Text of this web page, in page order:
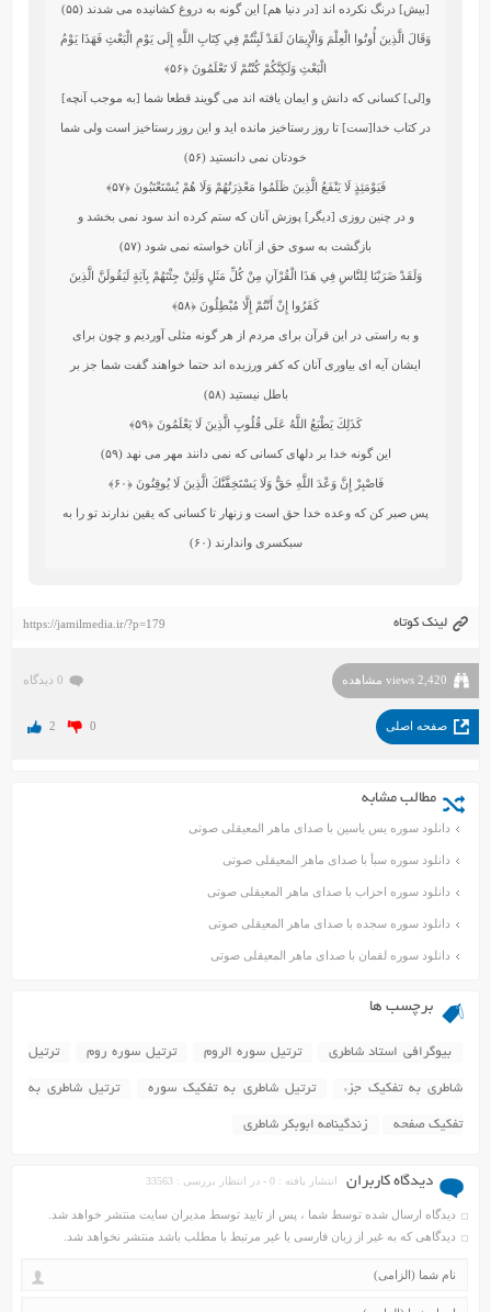
[بيش] درنگ نكرده‏ اند [در دنيا هم] اين گونه به دروغ كشانيده مى ‏شدند (۵۵)
وَقَالَ الَّذِينَ أُوتُوا الْعِلْمَ وَالْإِيمَانَ لَقَدْ لَبِثْتُمْ فِي كِتَابِ اللَّهِ إِلَى يَوْمِ الْبَعْثِ فَهَذَا يَوْمُ
الْبَعْثِ وَلَكِنَّكُمْ كُنْتُمْ لَا تَعْلَمُونَ ﴿۵۶﴾
و[لى] كسانى كه دانش و ايمان يافته‏ اند مى‏ گويند قطعا شما [به موجب آنچه]
در كتاب خدا[ست] تا روز رستاخيز مانده‏ ايد و اين روز رستاخيز است ولى شما
خودتان نمى‏ دانستيد (۵۶)
فَيَوْمَئِذٍ لَا يَنْفَعُ الَّذِينَ ظَلَمُوا مَعْذِرَتُهُمْ وَلَا هُمْ يُسْتَعْتَبُونَ﴿۵۷﴾
و در چنين روزى [ديگر] پوزش آنان كه ستم كرده‏ اند سود نمى ‏بخشد و
بازگشت به سوى حق از آنان خواسته نمى ‏شود (۵۷)
وَلَقَدْ ضَرَبْنَا لِلنَّاسِ فِي هَذَا الْقُرْآنِ مِنْ كُلِّ مَثَلٍ وَلَئِنْ جِئْتَهُمْ بِآيَةٍ لَيَقُولَنَّ الَّذِينَ
كَفَرُوا إِنْ أَنْتُمْ إِلَّا مُبْطِلُونَ ﴿۵۸﴾
و به راستى در اين قرآن براى مردم از هر گونه مثلى آورديم و چون براى
ايشان آيه‏ اى بياورى آنان كه كفر ورزيده‏ اند حتما خواهند گفت‏ شما جز بر
باطل نيستيد (۵۸)
كَذَلِكَ يَطْبَعُ اللَّهُ عَلَى قُلُوبِ الَّذِينَ لَا يَعْلَمُونَ ﴿۵۹﴾
اين گونه خدا بر دلهاى كسانى كه نمى‏ دانند مهر مى ‏نهد (۵۹)
فَاصْبِرْ إِنَّ وَعْدَ اللَّهِ حَقٌّ وَلَا يَسْتَخِفَّنَّكَ الَّذِينَ لَا يُوقِنُونَ﴿۶۰﴾
پس صبر كن كه وعده خدا حق است و زنهار تا كسانى كه يقين ندارند تو را به
سبكسرى واندارند (۶۰)
لینک کوتاه https://jamilmedia.ir/?p=179
2,420 views مشاهده 0 دیدگاه
صفحه اصلی 2 0
مطالب مشابه
دانلود سوره یس یاسین با صدای ماهر المعیقلی صوتی
دانلود سوره سبأ با صدای ماهر المعیقلی صوتی
دانلود سوره احزاب با صدای ماهر المعیقلی صوتی
دانلود سوره سجده با صدای ماهر المعیقلی صوتی
دانلود سوره لقمان با صدای ماهر المعیقلی صوتی
برچسب ها
بیوگرافی استاد شاطری ترتیل سوره الروم ترتیل سوره روم ترتیل
شاطری به تفکیک جزء ترتیل شاطری به تفکیک سوره ترتیل شاطری به
تفکیک صفحه زندگینامه ابوبکر شاطری
دیدگاه کاربران انتشار یافته : 0 - در انتظار بررسی : 33563
دیدگاه ارسال شده توسط شما ، پس از تایید توسط مدیران سایت منتشر خواهد شد.
دیدگاهی که به غیر از زبان فارسی یا غیر مرتبط با مطلب باشد منتشر نخواهد شد.